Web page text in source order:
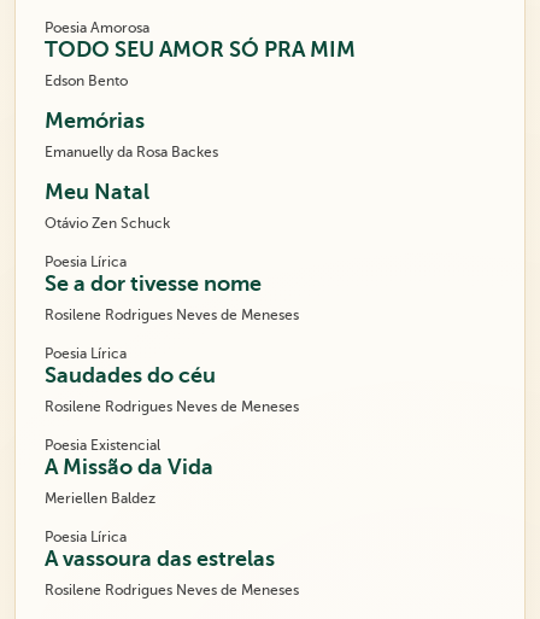
Poesia Amorosa
TODO SEU AMOR SÓ PRA MIM
Edson Bento
Memórias
Emanuelly da Rosa Backes
Meu Natal
Otávio Zen Schuck
Poesia Lírica
Se a dor tivesse nome
Rosilene Rodrigues Neves de Meneses
Poesia Lírica
Saudades do céu
Rosilene Rodrigues Neves de Meneses
Poesia Existencial
A Missão da Vida
Meriellen Baldez
Poesia Lírica
A vassoura das estrelas
Rosilene Rodrigues Neves de Meneses